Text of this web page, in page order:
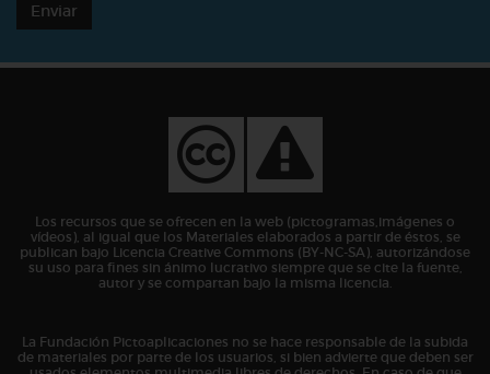
Enviar
Los recursos que se ofrecen en la web (pictogramas,imágenes o
vídeos), al igual que los Materiales elaborados a partir de éstos, se
publican bajo Licencia Creative Commons (BY-NC-SA), autorizándose
su uso para fines sin ánimo lucrativo siempre que se cite la fuente,
autor y se compartan bajo la misma licencia.
La Fundación Pictoaplicaciones no se hace responsable de la subida
de materiales por parte de los usuarios, si bien advierte que deben ser